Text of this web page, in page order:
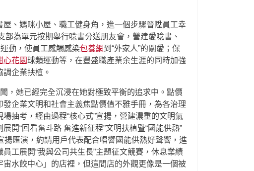
、媽咪小屋、職工健身角，進一個步驟晉陞員工幸
部為單元按期舉行唸書分送朋友會，營建愛唸書、
動，使員工感觸感染包養網到“外家人”的關愛；保
心花園球類運動等，在豐盛職產業余生涯的同時加強
企業扶植。
，她已經完全沉浸在她對極致平衡的追求中。點價
企業文明和社會主義焦點價值不雅手冊，為各治理
抽考，經由過程“核心式”宣揚，營建濃重的文明氣
開“回看奮斗路 奮進新征程”文明扶植暨“國能供熱”
匯演，約請用戶代表配合唱響國能供熱好聲響，進
工展開“我與公司共生長”主題征文競賽，休息業績
水餃中心」的店裡，但這間店的外觀更像是一個被